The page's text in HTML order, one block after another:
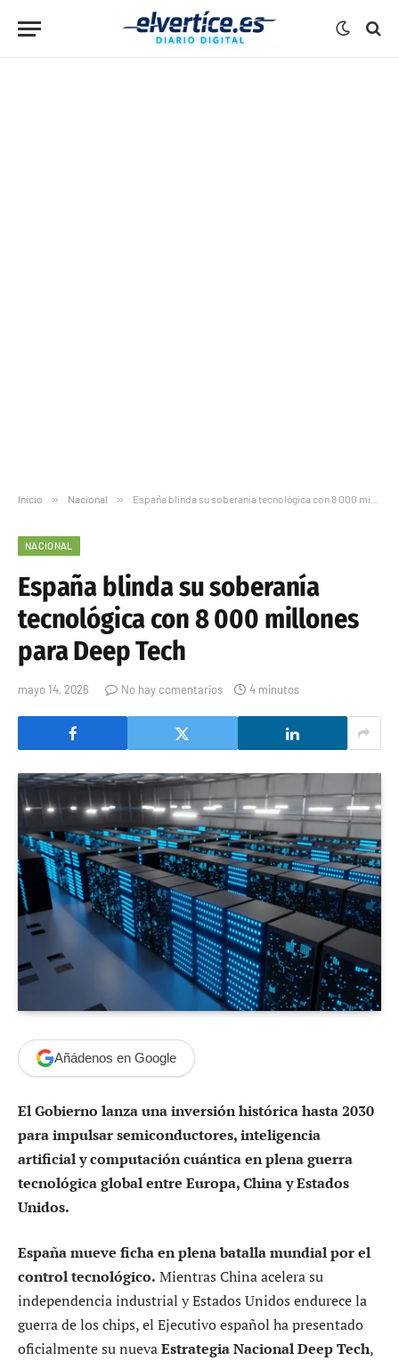
Inicio » Nacional » España blinda su soberanía tecnológica con 8 000 millones para Deep Tech
NACIONAL
España blinda su soberanía
tecnológica con 8 000 millones
para Deep Tech
mayo 14, 2026 No hay comentarios 4 minutos
Añádenos en Google
El Gobierno lanza una inversión histórica hasta 2030
para impulsar semiconductores, inteligencia
artificial y computación cuántica en plena guerra
tecnológica global entre Europa, China y Estados
Unidos.
España mueve ficha en plena batalla mundial por el
control tecnológico. Mientras China acelera su
independencia industrial y Estados Unidos endurece la
guerra de los chips, el Ejecutivo español ha presentado
oficialmente su nuevaEstrategia Nacional Deep Tech,